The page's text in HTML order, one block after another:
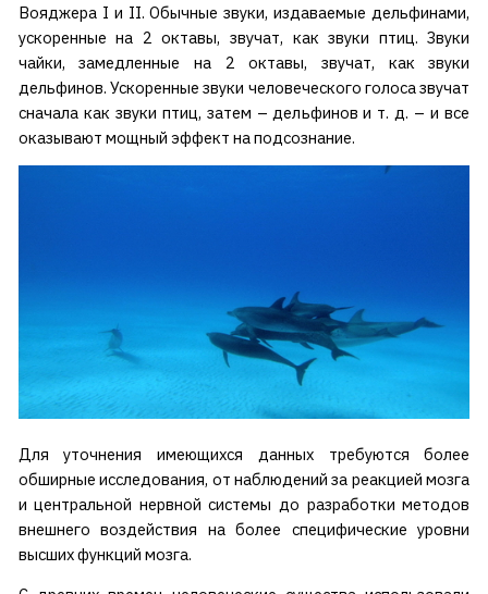
Вояджера I и II. Обычные звуки, издаваемые дельфинами,
ускоренные на 2 октавы, звучат, как звуки птиц. Звуки
чайки, замедленные на 2 октавы, звучат, как звуки
дельфинов. Ускоренные звуки человеческого голоса звучат
сначала как звуки птиц, затем – дельфинов и т. д. – и все
оказывают мощный эффект на подсознание.
Для уточнения имеющихся данных требуются более
обширные исследования, от наблюдений за реакцией мозга
и центральной нервной системы до разработки методов
внешнего воздействия на более специфические уровни
высших функций мозга.